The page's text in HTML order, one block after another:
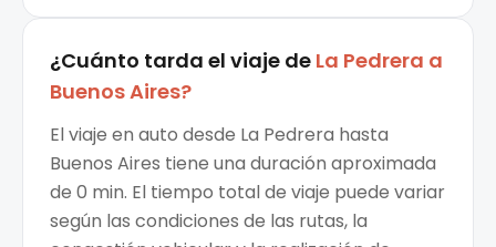
¿Cuánto tarda el viaje de La Pedrera a
Buenos Aires?
El viaje en auto desde La Pedrera hasta
Buenos Aires tiene una duración aproximada
de 0 min. El tiempo total de viaje puede variar
según las condiciones de las rutas, la